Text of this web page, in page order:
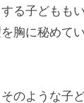
る子どもも
胸に秘めて
のような子